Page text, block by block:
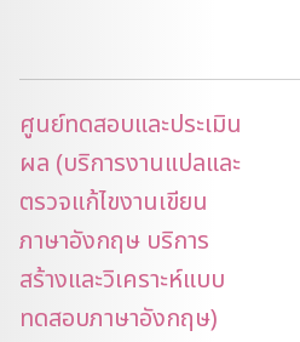
ศูนย์ทดสอบและประเมิน
ผล (บริการงานแปลและ
ตรวจแก้ไขงานเขียน
ภาษาอังกฤษ บริการ
สร้างและวิเคราะห์แบบ
ทดสอบภาษาอังกฤษ)